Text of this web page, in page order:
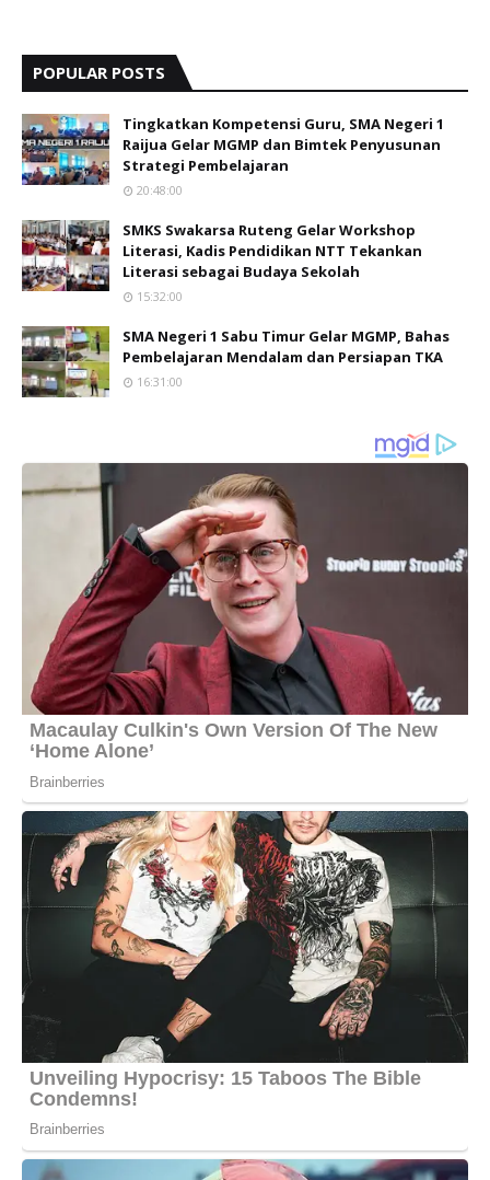
POPULAR POSTS
Tingkatkan Kompetensi Guru, SMA Negeri 1
Raijua Gelar MGMP dan Bimtek Penyusunan
Strategi Pembelajaran
20:48:00
SMKS Swakarsa Ruteng Gelar Workshop
Literasi, Kadis Pendidikan NTT Tekankan
Literasi sebagai Budaya Sekolah
15:32:00
SMA Negeri 1 Sabu Timur Gelar MGMP, Bahas
Pembelajaran Mendalam dan Persiapan TKA
16:31:00